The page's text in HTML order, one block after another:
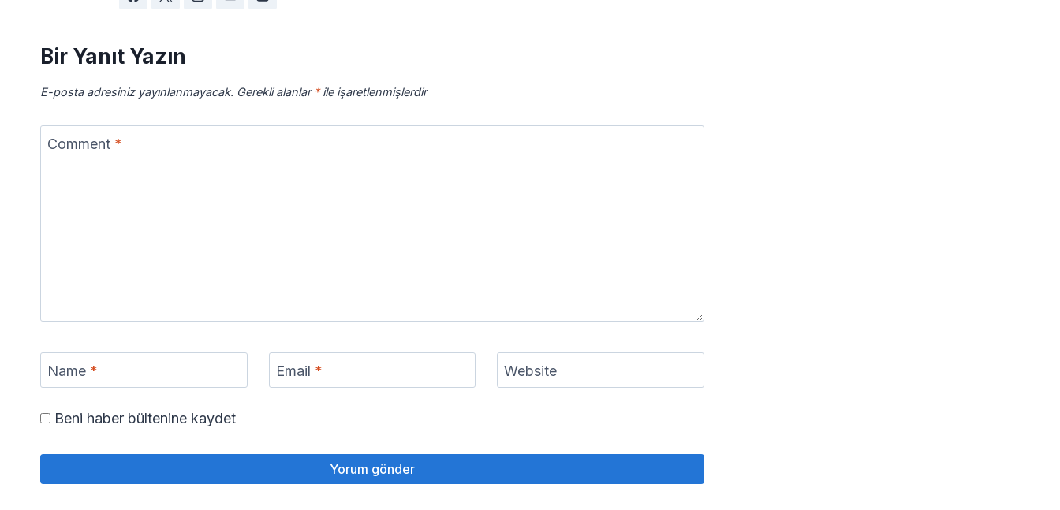
Bir Yanıt Yazın
E-posta adresiniz yayınlanmayacak. Gerekli alanlar *ile işaretlenmişlerdir
Comment *
Name * Email * Website
Beni haber bültenine kaydet